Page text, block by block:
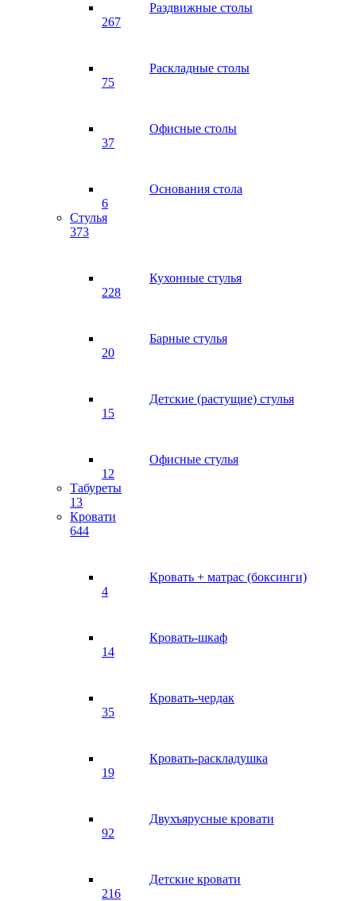
Раздвижные столы
267
Раскладные столы
75
Офисные столы
37
Основания стола
6
Стулья
373
Кухонные стулья
228
Барные стулья
20
Детские (растущие) стулья
15
Офисные стулья
12
Табуреты
13
Кровати
644
Кровать + матрас (боксинги)
4
Кровать-шкаф
14
Кровать-чердак
35
Кровать-раскладушка
19
Двухъярусные кровати
92
Детские кровати
216